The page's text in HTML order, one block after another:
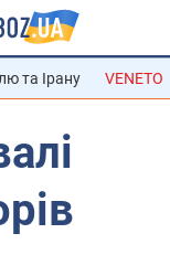
та Ірану VENETO